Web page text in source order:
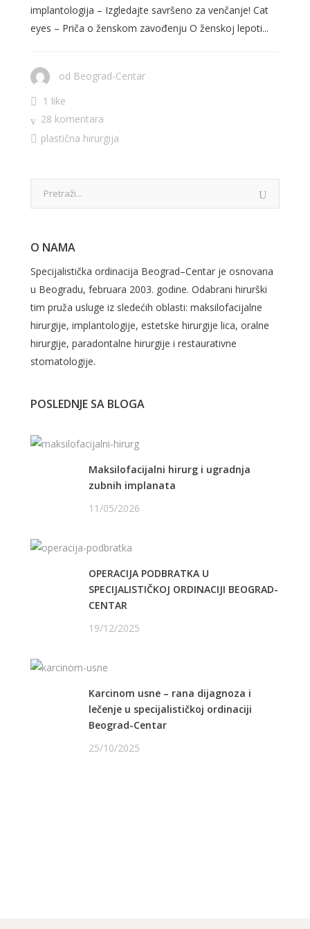
implantologija – Izgledajte savršeno za venčanje! Cat
eyes – Priča o ženskom zavođenju O ženskoj lepoti...
od Beograd-Centar
1 like
28 komentara
plastična hirurgija
O NAMA
Specijalistička ordinacija Beograd–Centar je osnovana
u Beogradu, februara 2003. godine. Odabrani hirurški
tim pruža usluge iz sledećih oblasti: maksilofacijalne
hirurgije, implantologije, estetske hirurgije lica, oralne
hirurgije, paradontalne hirurgije i restaurativne
stomatologije.
POSLEDNJE SA BLOGA
Maksilofacijalni hirurg i ugradnja
zubnih implanata
11/05/2026
OPERACIJA PODBRATKA U
SPECIJALISTIČKOJ ORDINACIJI BEOGRAD-
CENTAR
19/12/2025
Karcinom usne – rana dijagnoza i
lečenje u specijalističkoj ordinaciji
Beograd-Centar
25/10/2025